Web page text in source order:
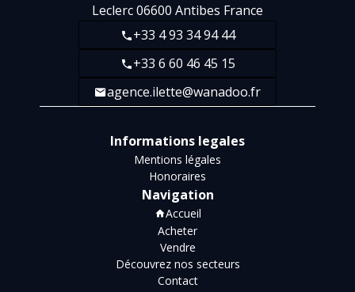
Leclerc06600 Antibes France
+33 4 93 34 94 44
+33 6 60 46 45 15
agence.ilette@wanadoo.fr
Informations legales
Mentions légales
Honoraires
Navigation
Accueil
Acheter
Vendre
Découvrez nos secteurs
Contact